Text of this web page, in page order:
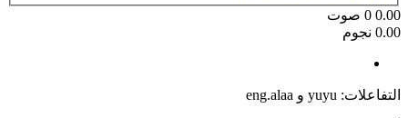
0.00
0 صوت
0.00 نجوم
التفاعلات: yuyu و eng.alaa